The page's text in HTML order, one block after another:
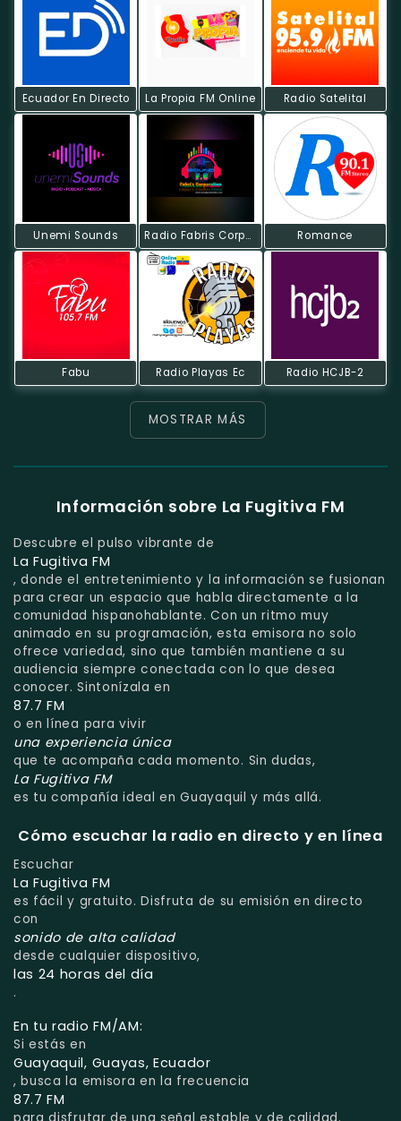
Ecuador En Directo La Propia FM Online Radio Satelital
Unemi Sounds Radio Fabris Corporation Romance
Fabu Radio Playas Ec Radio HCJB-2
MOSTRAR MÁS
Información sobre La Fugitiva FM
Descubre el pulso vibrante de
La Fugitiva FM
, donde el entretenimiento y la información se fusionan
para crear un espacio que habla directamente a la
comunidad hispanohablante. Con un ritmo muy
animado en su programación, esta emisora no solo
ofrece variedad, sino que también mantiene a su
audiencia siempre conectada con lo que desea
conocer. Sintonízala en
87.7 FM
o en línea para vivir
una experiencia única
que te acompaña cada momento. Sin dudas,
La Fugitiva FM
es tu compañía ideal en Guayaquil y más allá.
Cómo escuchar la radio en directo y en línea
Escuchar
La Fugitiva FM
es fácil y gratuito. Disfruta de su emisión en directo
con
sonido de alta calidad
desde cualquier dispositivo,
las 24 horas del día
.
En tu radio FM/AM:
Si estás en
Guayaquil, Guayas, Ecuador
, busca la emisora en la frecuencia
87.7 FM